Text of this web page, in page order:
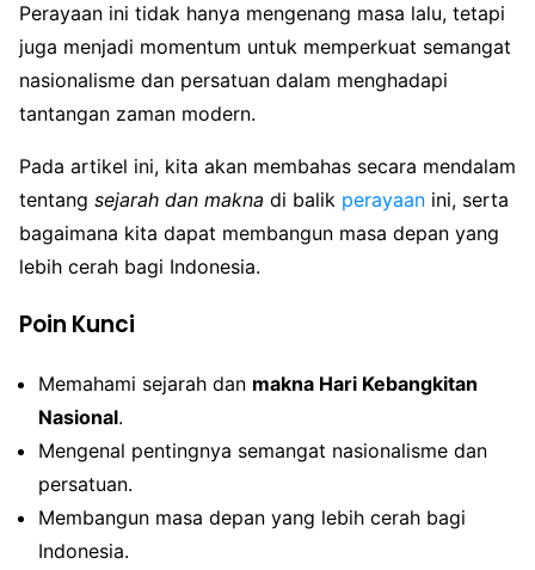
Perayaan ini tidak hanya mengenang masa lalu, tetapi
juga menjadi momentum untuk memperkuat semangat
nasionalisme dan persatuan dalam menghadapi
tantangan zaman modern.
Pada artikel ini, kita akan membahas secara mendalam
tentang sejarah dan makna di balik perayaan ini, serta
bagaimana kita dapat membangun masa depan yang
lebih cerah bagi Indonesia.
Poin Kunci
Memahami sejarah dan makna Hari Kebangkitan
Nasional.
Mengenal pentingnya semangat nasionalisme dan
persatuan.
Membangun masa depan yang lebih cerah bagi
Indonesia.